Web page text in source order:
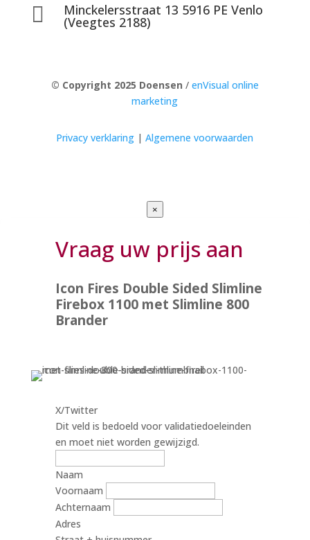
 Minckelersstraat 13 5916 PE Venlo
(Veegtes 2188)
© Copyright 2025 Doensen / enVisual online
marketing
Privacy verklaring |Algemene voorwaarden
×
Vraag uw prijs aan
Icon Fires Double Sided Slimline
Firebox 1100 met Slimline 800
Brander
X/Twitter
Dit veld is bedoeld voor validatiedoeleinden
en moet niet worden gewijzigd.
Naam
Voornaam
Achternaam
Adres